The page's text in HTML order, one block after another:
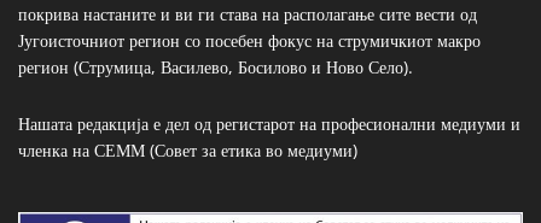
покрива настаните и ви ги става на располагање сите вести од
Југоисточниот регион со посебен фокус на струмичкиот макро
регион (Струмица, Василево, Босилово и Ново Село).
Нашата редакција е дел од регистарот на професионални медиуми и
членка на СЕММ (Совет за етика во медиуми)